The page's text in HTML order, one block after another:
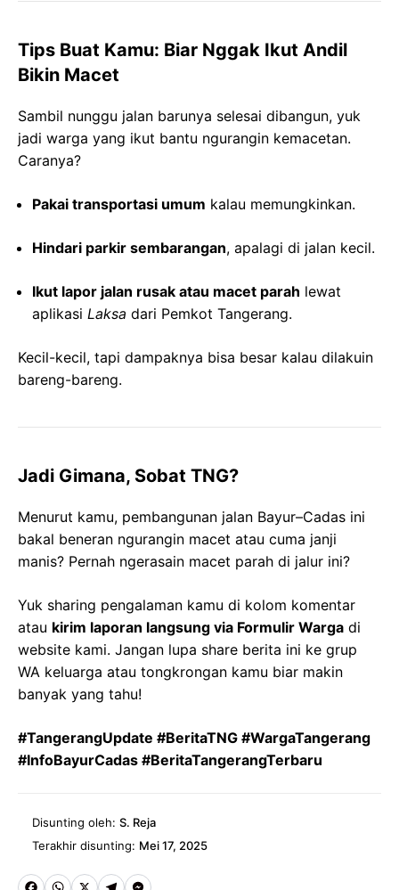
Tips Buat Kamu: Biar Nggak Ikut Andil
Bikin Macet
Sambil nunggu jalan barunya selesai dibangun, yuk
jadi warga yang ikut bantu ngurangin kemacetan.
Caranya?
Pakai transportasi umum kalau memungkinkan.
Hindari parkir sembarangan, apalagi di jalan kecil.
Ikut lapor jalan rusak atau macet parah lewat
aplikasi Laksa dari Pemkot Tangerang.
Kecil-kecil, tapi dampaknya bisa besar kalau dilakuin
bareng-bareng.
Jadi Gimana, Sobat TNG?
Menurut kamu, pembangunan jalan Bayur–Cadas ini
bakal beneran ngurangin macet atau cuma janji
manis? Pernah ngerasain macet parah di jalur ini?
Yuk sharing pengalaman kamu di kolom komentar
atau kirim laporan langsung via Formulir Warga di
website kami. Jangan lupa share berita ini ke grup
WA keluarga atau tongkrongan kamu biar makin
banyak yang tahu!
#TangerangUpdate #BeritaTNG #WargaTangerang
#InfoBayurCadas #BeritaTangerangTerbaru
Disunting oleh: S. Reja
Terakhir disunting: Mei 17, 2025